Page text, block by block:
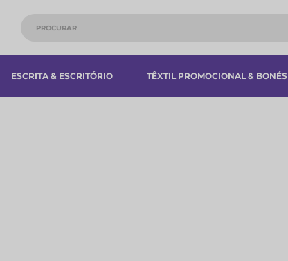
ESCRITA & ESCRITÓRIO TÊXTIL PROMOCIONAL & BONÉS